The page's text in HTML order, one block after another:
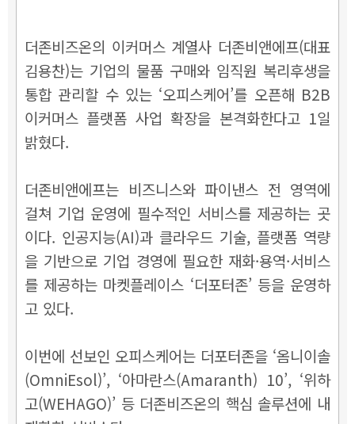
더존비즈온의 이커머스 계열사 더존비앤에프(대표
김용찬)는 기업의 물품 구매와 임직원 복리후생을
통합 관리할 수 있는 ‘오피스케어’를 오픈해 B2B
이커머스 플랫폼 사업 확장을 본격화한다고 1일
밝혔다.
더존비앤에프는 비즈니스와 파이낸스 전 영역에
걸쳐 기업 운영에 필수적인 서비스를 제공하는 곳
이다. 인공지능(AI)과 클라우드 기술, 플랫폼 역량
을 기반으로 기업 경영에 필요한 재화·용역·서비스
를 제공하는 마켓플레이스 ‘더포터존’ 등을 운영하
고 있다.
이번에 선보인 오피스케어는 더포터존을 ‘옴니이솔
(OmniEsol)’, ‘아마란스(Amaranth) 10’, ‘위하
고(WEHAGO)’ 등 더존비즈온의 핵심 솔루션에 내